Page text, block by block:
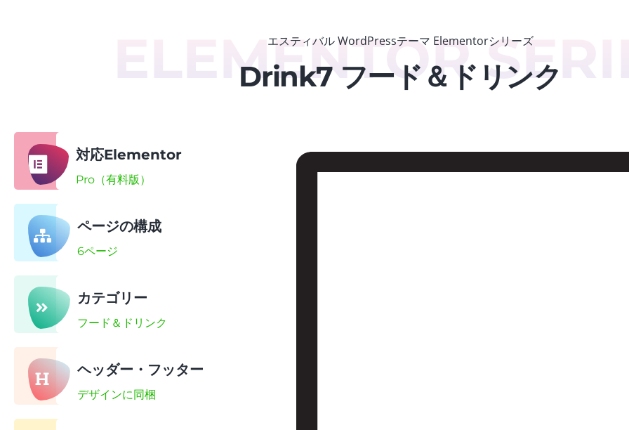
ELEMENTOR
エスティバル WordPressテーマ Elementorシリーズ
Drink7 フード＆ドリンク
対応Elementor
Pro（有料版）
ページの構成
6ページ
カテゴリー
フード＆ドリンク
ヘッダー・フッター
デザインに同梱